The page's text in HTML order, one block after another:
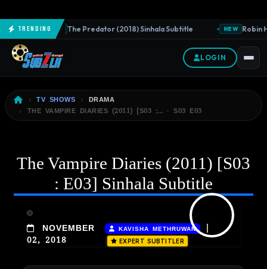
TrendingNEW The Predator (2018) Sinhala Subtitle NEW Robin
LOGIN
TV SHOWS
DRAMA
THE VAMPIRE DIARIES (2011) [S03 :… · S03 E03
The Vampire Diaries (2011) [S03
: E03] Sinhala Subtitle
NOVEMBER
02, 2018
KAVISHA METHRUWAN |
EXPERT SUBTITLER